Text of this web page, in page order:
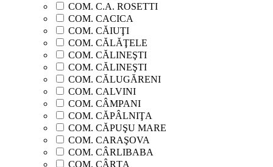
COM. C.A. ROSETTI
COM. CACICA
COM. CĂIUŢI
COM. CĂLĂŢELE
COM. CĂLINEŞTI
COM. CĂLINEŞTI
COM. CĂLUGĂRENI
COM. CALVINI
COM. CÂMPANI
COM. CĂPÂLNIŢA
COM. CĂPUŞU MARE
COM. CARAŞOVA
COM. CÂRLIBABA
COM. CÂRŢA